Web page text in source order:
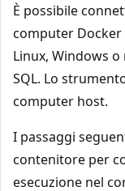
È possibile
computer
Linux, Windows
SQL. Lo
computer host.
I passaggi
contenitore per
esecuzione nel